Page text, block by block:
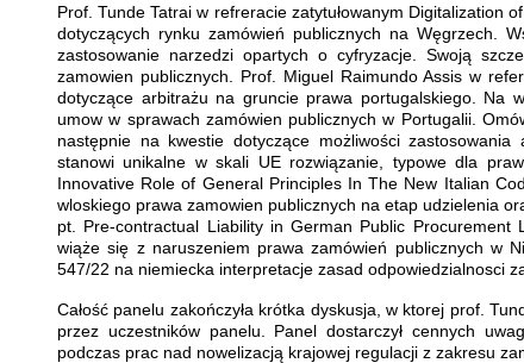
Prof. Tunde Tatrai w refreracie zatytułowanym Digitalization
dotyczących rynku zamówień publicznych na Węgrzech.
zastosowanie narzedzi opartych o cyfryzacje. Swoją
zamowien publicznych. Prof. Miguel Raimundo Assis w
dotyczące arbitrażu na gruncie prawa portugalskiego. Na
umow w sprawach zamówien publicznych w Portugalii.
następnie na kwestie dotyczące możliwości
stanowi unikalne w skali UE rozwiązanie, typowe dla
Innovative Role of General Principles In The New Italian
wloskiego prawa zamowien publicznych na etap udzielenia
pt. Pre-contractual Liability in German Public Procurement
wiąże się z naruszeniem prawa zamówień publicznych w
547/22 na niemiecka interpretacje zasad odpowiedzialnosci
Całość panelu zakończyła krótka dyskusja, w ktorej prof.
przez uczestników panelu. Panel dostarczył cennych
podczas prac nad nowelizacją krajowej regulacji z zakresu